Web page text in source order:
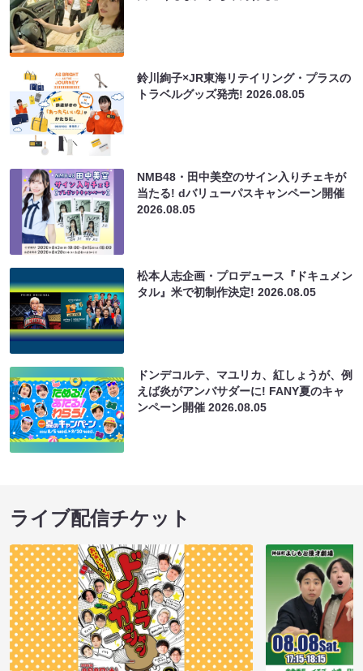
鈴川絢子×JR東海リテイリング・プラスの
トラベルグッズ発売!2026.08.05
NMB48・田中美空のサイン入りチェキが
当たる! dバリューパスキャンペーン開催
2026.08.05
松本人志企画・プロデュース『ドキュメン
タル』米で初制作決定!2026.08.05
ドンデコルテ、マユリカ、紅しょうが、例
えば炎がアンバサダーに! FANY夏のキャ
ンペーン開催2026.08.05
ライブ配信チケット